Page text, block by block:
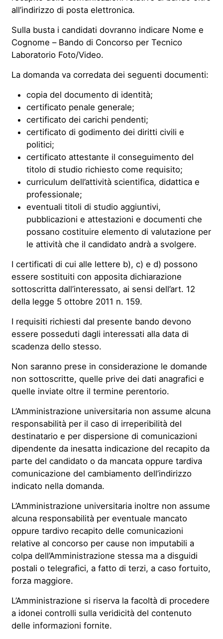
all’indirizzo di posta elettronica.
Sulla busta i candidati dovranno indicare Nome e
Cognome – Bando di Concorso per Tecnico
Laboratorio Foto/Video.
La domanda va corredata dei seguenti documenti:
copia del documento di identità;
certificato penale generale;
certificato dei carichi pendenti;
certificato di godimento dei diritti civili e
politici;
certificato attestante il conseguimento del
titolo di studio richiesto come requisito;
curriculum dell’attività scientifica, didattica e
professionale;
eventuali titoli di studio aggiuntivi,
pubblicazioni e attestazioni e documenti che
possano costituire elemento di valutazione per
le attività che il candidato andrà a svolgere.
I certificati di cui alle lettere b), c) e d) possono
essere sostituiti con apposita dichiarazione
sottoscritta dall’interessato, ai sensi dell’art. 12
della legge 5 ottobre 2011 n. 159.
I requisiti richiesti dal presente bando devono
essere posseduti dagli interessati alla data di
scadenza dello stesso.
Non saranno prese in considerazione le domande
non sottoscritte, quelle prive dei dati anagrafici e
quelle inviate oltre il termine perentorio.
L’Amministrazione universitaria non assume alcuna
responsabilità per il caso di irreperibilità del
destinatario e per dispersione di comunicazioni
dipendente da inesatta indicazione del recapito da
parte del candidato o da mancata oppure tardiva
comunicazione del cambiamento dell’indirizzo
indicato nella domanda.
L’Amministrazione universitaria inoltre non assume
alcuna responsabilità per eventuale mancato
oppure tardivo recapito delle comunicazioni
relative al concorso per cause non imputabili a
colpa dell’Amministrazione stessa ma a disguidi
postali o telegrafici, a fatto di terzi, a caso fortuito,
forza maggiore.
L’Amministrazione si riserva la facoltà di procedere
a idonei controlli sulla veridicità del contenuto
delle informazioni fornite.